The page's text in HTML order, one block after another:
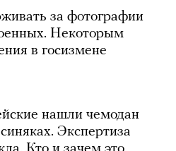
за фотографии
Некоторым
в госизмене
нашли чемодан
Экспертиза